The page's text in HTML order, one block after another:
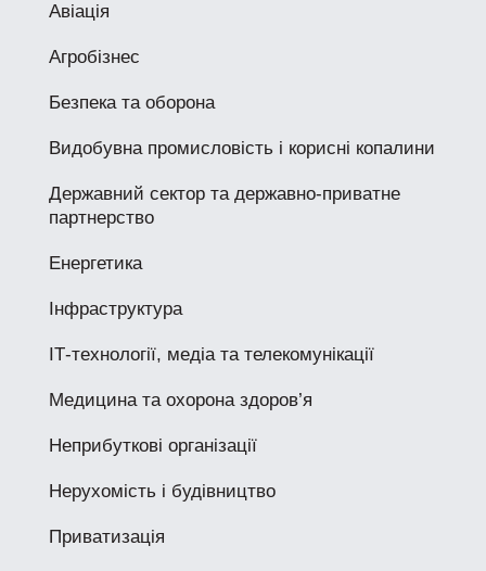
Авіація
Агробізнес
Безпека та оборона
Видобувна промисловість і корисні копалини
Державний сектор та державно-приватне
партнерство
Енергетика
Інфраструктура
ІТ-технології, медіа та телекомунікації
Медицина та охорона здоров’я
Неприбуткові організації
Нерухомість і будівництво
Приватизація